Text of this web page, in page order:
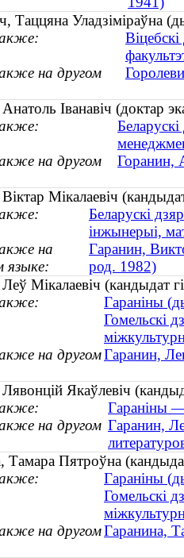
Таццяна Уладзіміраўна
на другом
Анатоль Іванавіч (доктар
на другом
Горанин,
Мікалаевіч
Беларускі
інжынерыі,
на
языке:
Гаранин,
род. 1982)
Леў Мікалаевіч
Гараніны
Гомельскі
на другомГаранин,
Лявонцій Якаўлевіч
Гараніны
на другом Гаранин,
Тамара Пятроўна
Гараніны
Гомельскі
на другомГаранина,